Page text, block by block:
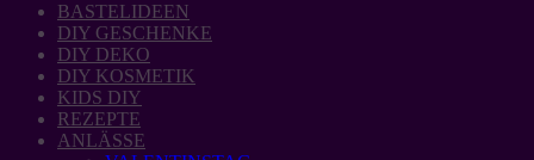
BASTELIDEEN
DIY GESCHENKE
DIY DEKO
DIY KOSMETIK
KIDS DIY
REZEPTE
ANLÄSSE